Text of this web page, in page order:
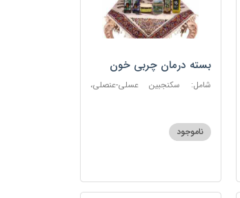
بسته درمان چربی خون
شامل: سکنجبین عسلی-عنصلی،
ناموجود